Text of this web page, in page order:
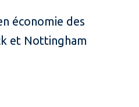
économie des
et Nottingham